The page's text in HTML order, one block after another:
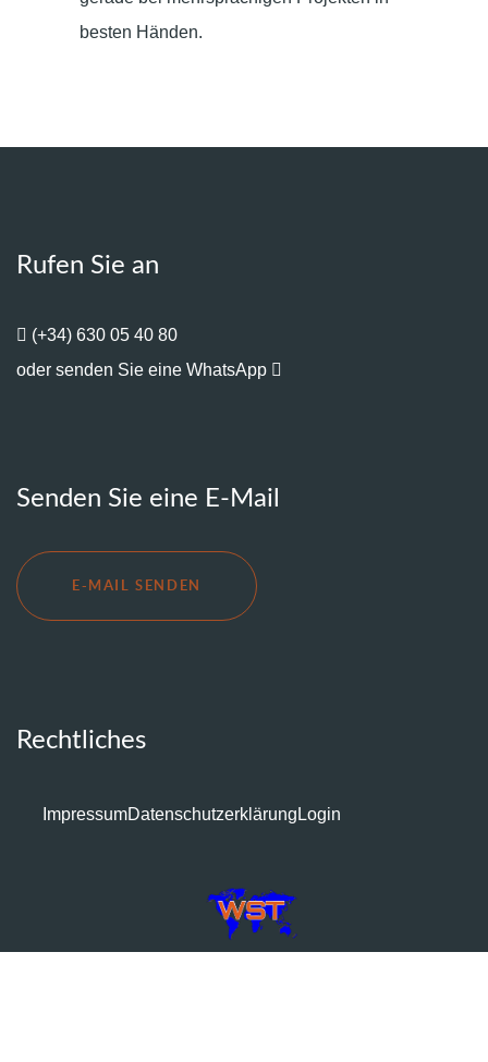
besten Händen.
Rufen Sie an
(+34) 630 05 40 80
oder senden Sie eine WhatsApp
Senden Sie eine E-Mail
E-MAIL SENDEN
Rechtliches
ImpressumDatenschutzerklärung Login